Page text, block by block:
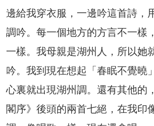
邊給我穿衣服，一邊吟這首詩，
調吟。每一個地方的方言不一樣
一樣。我母親是湖州人，所以她
吟。我到現在想起「春眠不覺曉
心裏就出現湖州調。還有其他的
閣序》後頭的兩首七絕，在我印